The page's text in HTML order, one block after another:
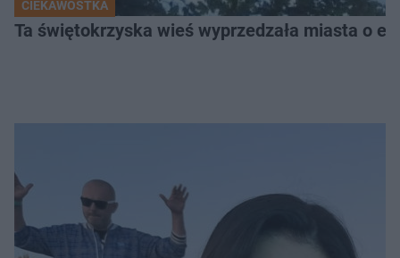
CIEKAWOSTKA
Ta świętokrzyska wieś wyprzedzała miasta o